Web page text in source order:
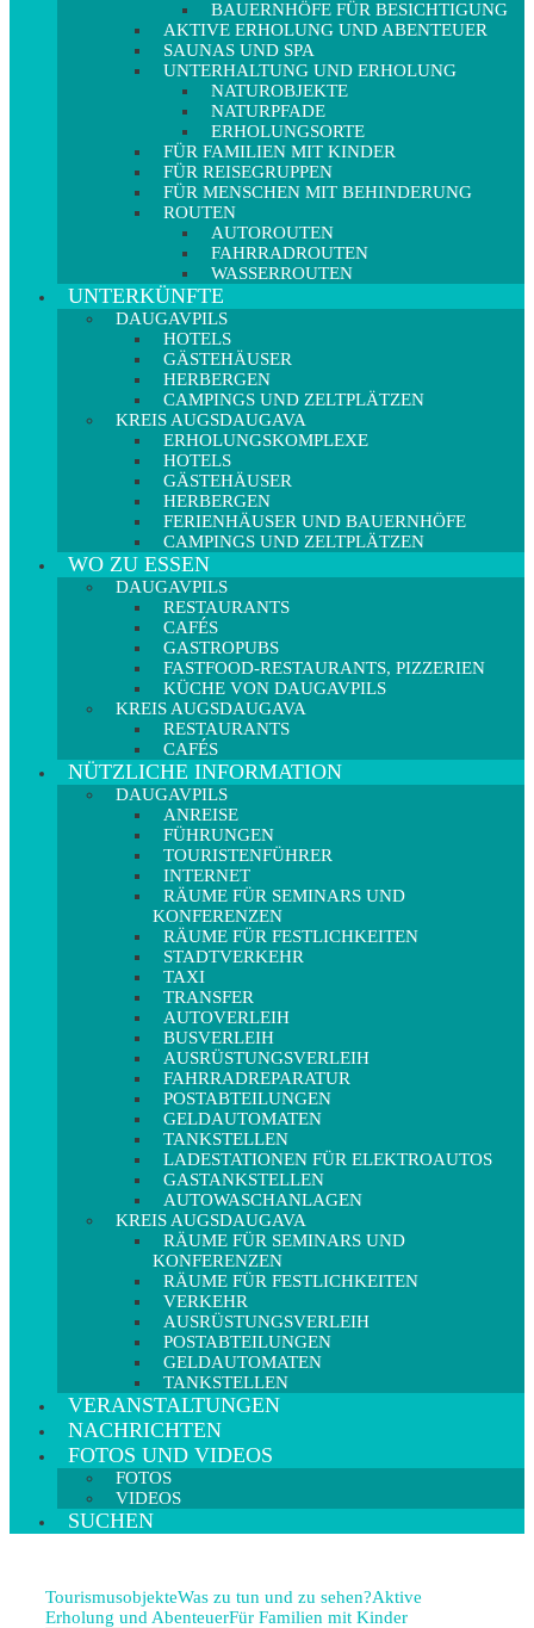
BAUERNHÖFE FÜR BESICHTIGUNG
AKTIVE ERHOLUNG UND ABENTEUER
SAUNAS UND SPA
UNTERHALTUNG UND ERHOLUNG
NATUROBJEKTE
NATURPFADE
ERHOLUNGSORTE
FÜR FAMILIEN MIT KINDER
FÜR REISEGRUPPEN
FÜR MENSCHEN MIT BEHINDERUNG
ROUTEN
AUTOROUTEN
FAHRRADROUTEN
WASSERROUTEN
UNTERKÜNFTE
DAUGAVPILS
HOTELS
GÄSTEHÄUSER
HERBERGEN
CAMPINGS UND ZELTPLÄTZEN
KREIS AUGSDAUGAVA
ERHOLUNGSKOMPLEXE
HOTELS
GÄSTEHÄUSER
HERBERGEN
FERIENHÄUSER UND BAUERNHÖFE
CAMPINGS UND ZELTPLÄTZEN
WO ZU ESSEN
DAUGAVPILS
RESTAURANTS
CAFÉS
GASTROPUBS
FASTFOOD-RESTAURANTS, PIZZERIEN
KÜCHE VON DAUGAVPILS
KREIS AUGSDAUGAVA
RESTAURANTS
CAFÉS
NÜTZLICHE INFORMATION
DAUGAVPILS
ANREISE
FÜHRUNGEN
TOURISTENFÜHRER
INTERNET
RÄUME FÜR SEMINARS UND
KONFERENZEN
RÄUME FÜR FESTLICHKEITEN
STADTVERKEHR
TAXI
TRANSFER
AUTOVERLEIH
BUSVERLEIH
AUSRÜSTUNGSVERLEIH
FAHRRADREPARATUR
POSTABTEILUNGEN
GELDAUTOMATEN
TANKSTELLEN
LADESTATIONEN FÜR ELEKTROAUTOS
GASTANKSTELLEN
AUTOWASCHANLAGEN
KREIS AUGSDAUGAVA
RÄUME FÜR SEMINARS UND
KONFERENZEN
RÄUME FÜR FESTLICHKEITEN
VERKEHR
AUSRÜSTUNGSVERLEIH
POSTABTEILUNGEN
GELDAUTOMATEN
TANKSTELLEN
VERANSTALTUNGEN
NACHRICHTEN
FOTOS UND VIDEOS
FOTOS
VIDEOS
SUCHEN
TourismusobjekteWas zu tun und zu sehen?Aktive
Erholung und AbenteuerFür Familien mit Kinder